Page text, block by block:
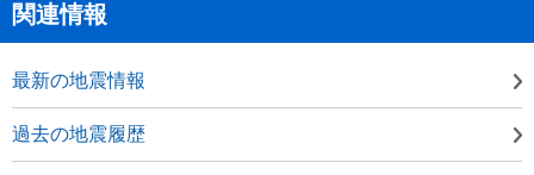
関連情報
最新の地震情報
過去の地震履歴